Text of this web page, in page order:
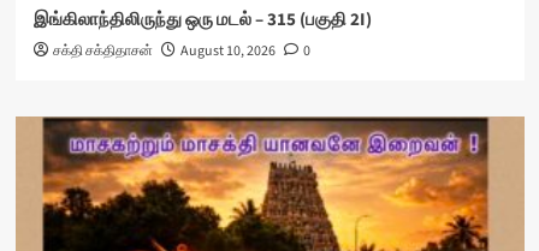
இங்கிலாந்திலிருந்து ஒரு மடல் – 315 (பகுதி 2I)
சக்தி சக்திதாசன் August 10, 2026 0